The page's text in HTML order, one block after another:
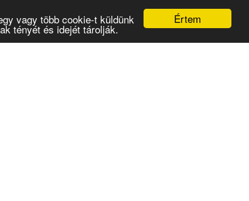
Értem
vagy több cookie-t küldünk
tényét és idejét tárolják.